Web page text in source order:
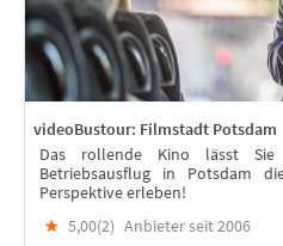
videoBustour: Filmstadt Potsdam
Das rollende Kino lässt
Betriebsausflug in Potsdam
Perspektive erleben!
★ 5,00(2) Anbieter seit 2006